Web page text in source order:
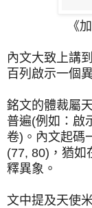
《
內文大致上講
百列啟示一個
銘文的體裁屬
普遍(例如：啟
卷)。內文起碼
(77, 80)，猶如
釋異象。
文中提及天使